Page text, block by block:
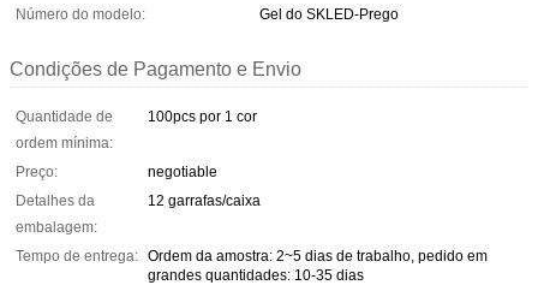
Número do modelo:
Gel do SKLED-Prego
Condições de Pagamento e Envio
Quantidade de
ordem mínima:
100pcs por 1 cor
Preço:
negotiable
Detalhes da
embalagem:
12 garrafas/caixa
Tempo de entrega: Ordem da amostra: 2~5 dias de trabalho, pedido em
grandes quantidades: 10-35 dias